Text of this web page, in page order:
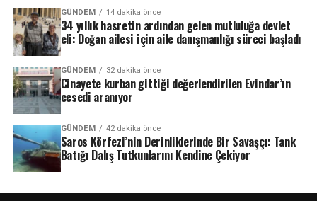
GÜNDEM 14 dakika önce
34 yıllık hasretin ardından gelen mutluluğa devlet
eli: Doğan ailesi için aile danışmanlığı süreci başladı
GÜNDEM 32 dakika önce
Cinayete kurban gittiği değerlendirilen Evindar’ın
cesedi aranıyor
GÜNDEM 42 dakika önce
Saros Körfezi’nin Derinliklerinde Bir Savaşçı: Tank
Batığı Dalış Tutkunlarını Kendine Çekiyor